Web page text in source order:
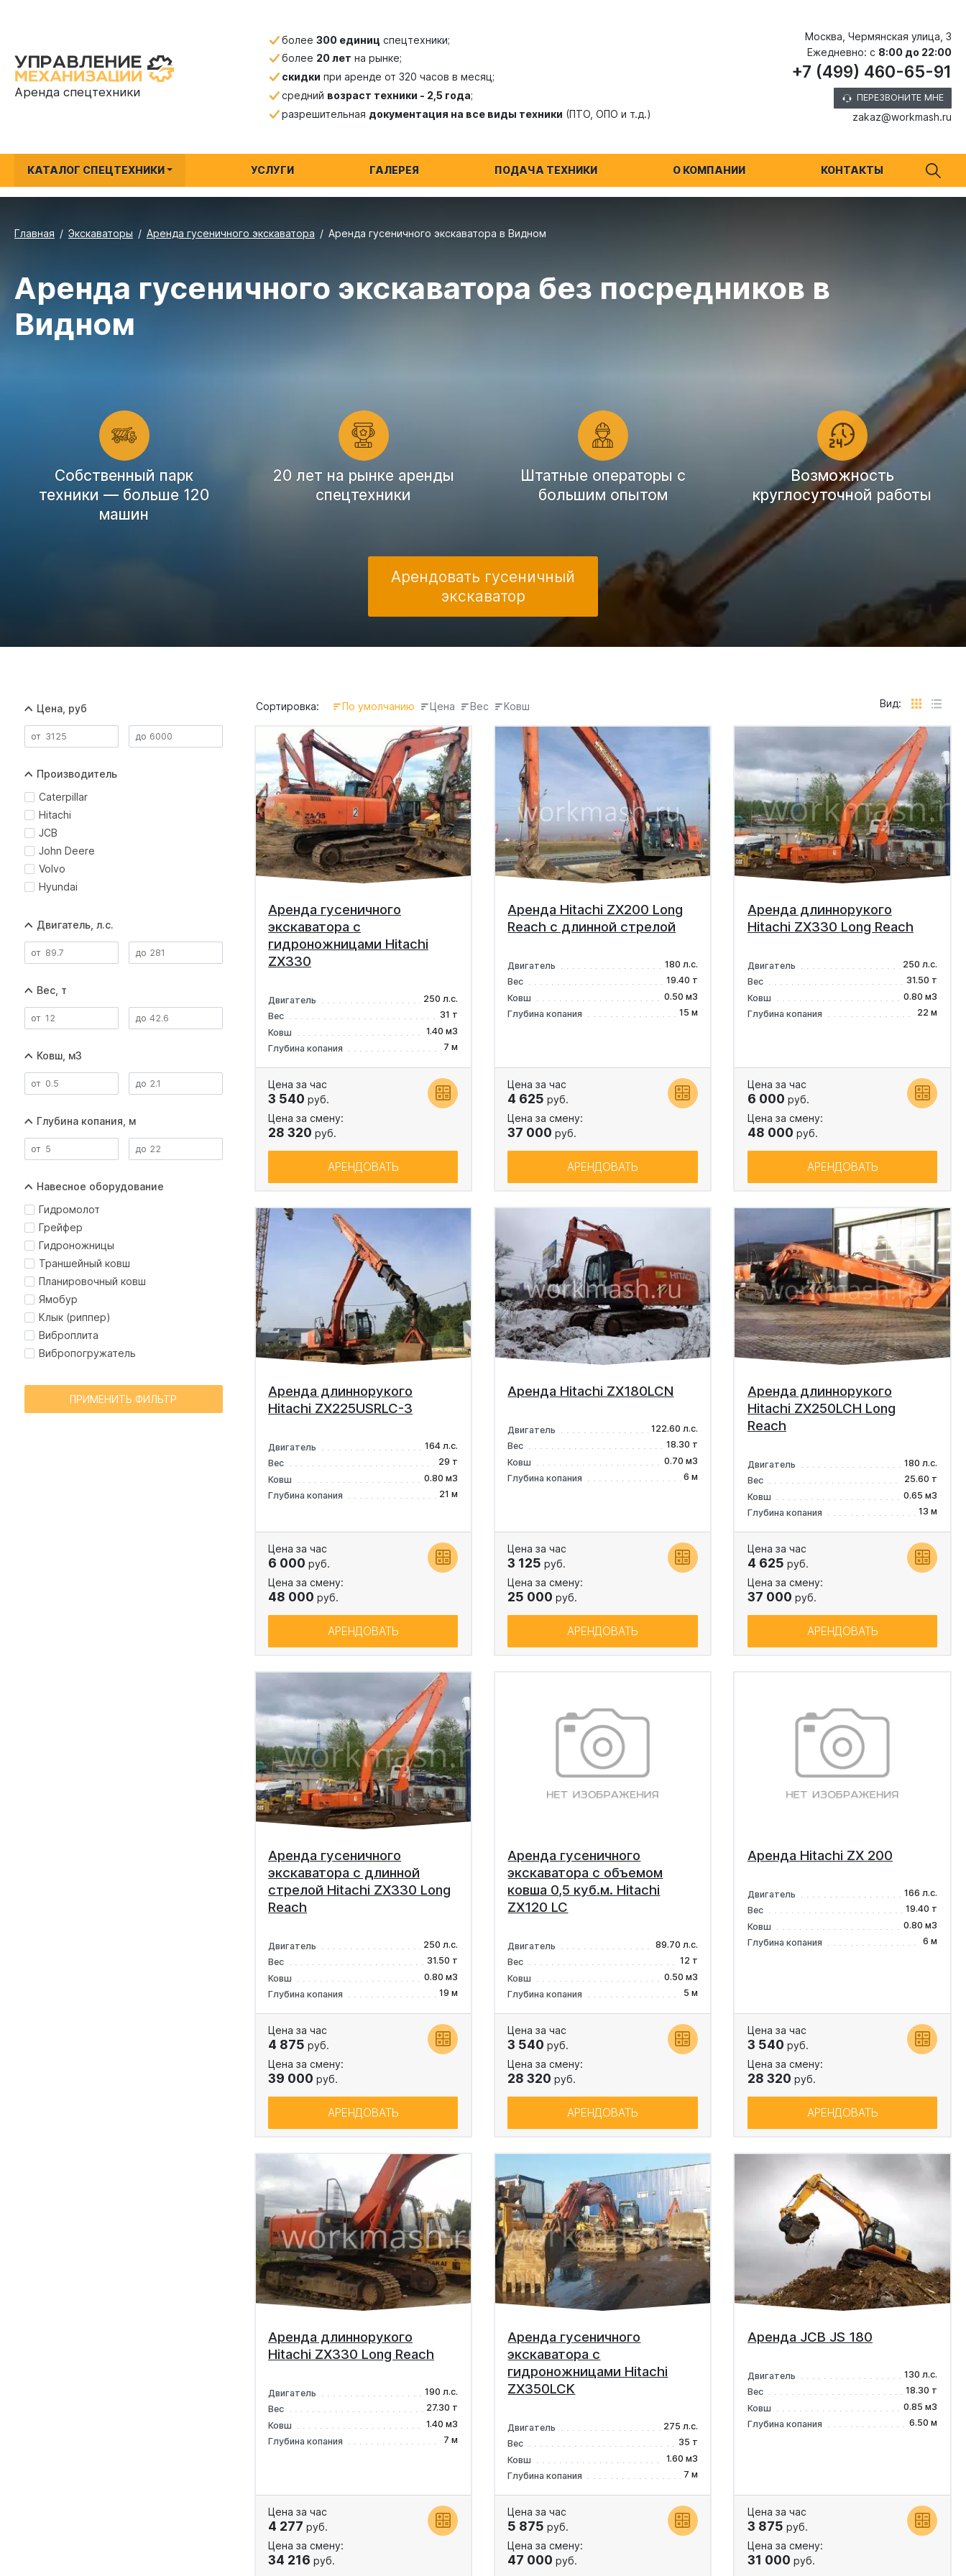
Аренда спецтехники
более 300 единиц спецтехники;
более 20 лет на рынке;
скидки при аренде от 320 часов в месяц;
средний возраст техники - 2,5 года;
разрешительная документация на все виды техники (ПТО, ОПО и т.д.)
Москва, Чермянская улица, 3
Ежедневно: с 8:00 до 22:00
+7 (499) 460-65-91
ПЕРЕЗВОНИТЕ МНЕ
zakaz@workmash.ru
КАТАЛОГ СПЕЦТЕХНИКИ УСЛУГИ ГАЛЕРЕЯ ПОДАЧА ТЕХНИКИ О КОМПАНИИ КОНТАКТЫ
Главная Экскаваторы Аренда гусеничного экскаватора Аренда гусеничного экскаватора в Видном
Аренда гусеничного экскаватора без посредников в
Видном
Cобственный парк
техники — больше 120
машин
20 лет на рынке аренды
спецтехники
Штатные операторы с
большим опытом
Возможность
круглосуточной работы
Арендовать гусеничный
экскаватор
Цена, руб
Производитель
Caterpillar
Hitachi
JCB
John Deere
Volvo
Hyundai
Двигатель, л.с.
Вес, т
Ковш, м3
Глубина копания, м
Навесное оборудование
Гидромолот
Грейфер
Гидроножницы
Траншейный ковш
Планировочный ковш
Ямобур
Клык (риппер)
Виброплита
Вибропогружатель
ПРИМЕНИТЬ ФИЛЬТР
Сортировка: По умолчанию Цена Вес Ковш Вид:
Аренда гусеничного
экскаватора с
гидроножницами Hitachi
ZX330
Двигатель
250 л.с.
Вес
31 т
Ковш
1.40 м3
Глубина копания
7 м
Цена за час
3 540 руб.
Цена за смену:
28 320 руб.
АРЕНДОВАТЬ
Аренда Hitachi ZX200 Long
Reach с длинной стрелой
Двигатель
180 л.с.
Вес
19.40 т
Ковш
0.50 м3
Глубина копания
15 м
Цена за час
4 625 руб.
Цена за смену:
37 000 руб.
АРЕНДОВАТЬ
Аренда длиннорукого
Hitachi ZX330 Long Reach
Двигатель
250 л.с.
Вес
31.50 т
Ковш
0.80 м3
Глубина копания
22 м
Цена за час
6 000 руб.
Цена за смену:
48 000 руб.
АРЕНДОВАТЬ
Аренда длиннорукого
Hitachi ZX225USRLC-3
Двигатель
164 л.с.
Вес
29 т
Ковш
0.80 м3
Глубина копания
21 м
Цена за час
6 000 руб.
Цена за смену:
48 000 руб.
АРЕНДОВАТЬ
Аренда Hitachi ZX180LCN
Двигатель
122.60 л.с.
Вес
18.30 т
Ковш
0.70 м3
Глубина копания
6 м
Цена за час
3 125 руб.
Цена за смену:
25 000 руб.
АРЕНДОВАТЬ
Аренда длиннорукого
Hitachi ZX250LCH Long
Reach
Двигатель
180 л.с.
Вес
25.60 т
Ковш
0.65 м3
Глубина копания
13 м
Цена за час
4 625 руб.
Цена за смену:
37 000 руб.
АРЕНДОВАТЬ
Аренда гусеничного
экскаватора с длинной
стрелой Hitachi ZX330 Long
Reach
Двигатель
250 л.с.
Вес
31.50 т
Ковш
0.80 м3
Глубина копания
19 м
Цена за час
4 875 руб.
Цена за смену:
39 000 руб.
АРЕНДОВАТЬ
Аренда гусеничного
экскаватора с объемом
ковша 0,5 куб.м. Hitachi
ZX120 LC
Двигатель
89.70 л.с.
Вес
12 т
Ковш
0.50 м3
Глубина копания
5 м
Цена за час
3 540 руб.
Цена за смену:
28 320 руб.
АРЕНДОВАТЬ
Аренда Hitachi ZX 200
Двигатель
166 л.с.
Вес
19.40 т
Ковш
0.80 м3
Глубина копания
6 м
Цена за час
3 540 руб.
Цена за смену:
28 320 руб.
АРЕНДОВАТЬ
Аренда длиннорукого
Hitachi ZX330 Long Reach
Двигатель
190 л.с.
Вес
27.30 т
Ковш
1.40 м3
Глубина копания
7 м
Цена за час
4 277 руб.
Цена за смену:
34 216 руб.
Аренда гусеничного
экскаватора с
гидроножницами Hitachi
ZX350LCK
Двигатель
275 л.с.
Вес
35 т
Ковш
1.60 м3
Глубина копания
7 м
Цена за час
5 875 руб.
Цена за смену:
47 000 руб.
Аренда JCB JS 180
Двигатель
130 л.с.
Вес
18.30 т
Ковш
0.85 м3
Глубина копания
6.50 м
Цена за час
3 875 руб.
Цена за смену:
31 000 руб.